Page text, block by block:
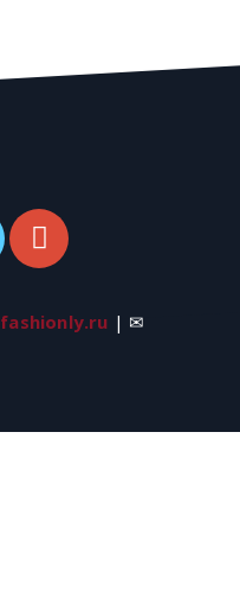
fashionly.ru | ✉